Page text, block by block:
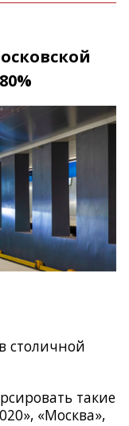
столичной
такие
«Москва»,